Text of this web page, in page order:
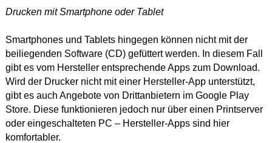
Drucken mit Smartphone oder Tablet
Smartphones und Tablets hingegen können nicht mit der
beiliegenden Software (CD) gefüttert werden. In diesem Fall
gibt es vom Hersteller entsprechende Apps zum Download.
Wird der Drucker nicht mit einer Hersteller-App unterstützt,
gibt es auch Angebote von Drittanbietern im Google Play
Store. Diese funktionieren jedoch nur über einen Printserver
oder eingeschalteten PC – Hersteller-Apps sind hier
komfortabler.